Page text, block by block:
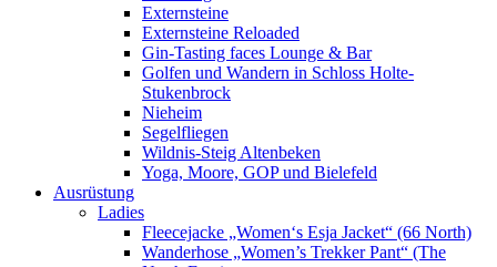
Externsteine
Externsteine Reloaded
Gin-Tasting faces Lounge & Bar
Golfen und Wandern in Schloss Holte-
Stukenbrock
Nieheim
Segelfliegen
Wildnis-Steig Altenbeken
Yoga, Moore, GOP und Bielefeld
Ausrüstung
Ladies
Fleecejacke „Women‘s Esja Jacket“ (66 North)
Wanderhose „Women’s Trekker Pant“ (The